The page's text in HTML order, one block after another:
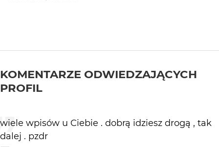
KOMENTARZE ODWIEDZAJĄCYCH
PROFIL
wiele wpisów u Ciebie . dobrą idziesz drogą , tak
dalej . pzdr